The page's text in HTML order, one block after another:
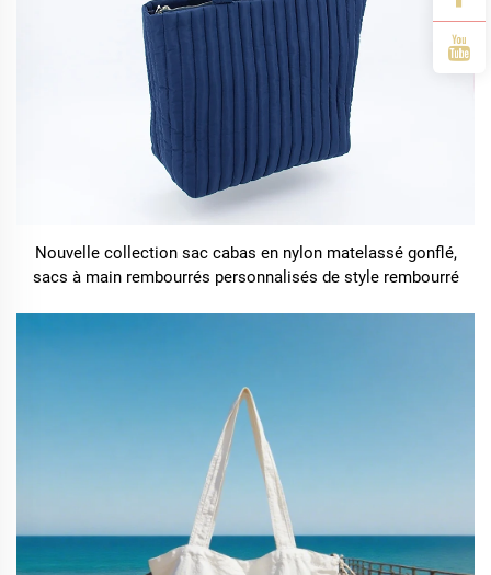
Nouvelle collection sac cabas en nylon matelassé gonflé,
sacs à main rembourrés personnalisés de style rembourré